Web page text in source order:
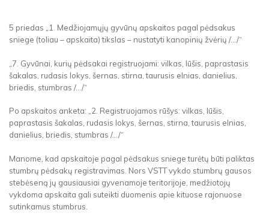
5 priedas „1. Medžiojamųjų gyvūnų apskaitos pagal pėdsakus
sniege (toliau – apskaita) tikslas – nustatyti kanopinių žvėrių /.../“
„7. Gyvūnai, kurių pėdsakai registruojami: vilkas, lūšis, paprastasis
šakalas, rudasis lokys, šernas, stirna, taurusis elnias, danielius,
briedis, stumbras /.../“
Po apskaitos anketa: „2. Registruojamos rūšys: vilkas, lūšis,
paprastasis šakalas, rudasis lokys, šernas, stirna, taurusis elnias,
danielius, briedis, stumbras /.../“
Manome, kad apskaitoje pagal pėdsakus sniege turėtų būti paliktas
stumbrų pėdsakų registravimas. Nors VSTT vykdo stumbrų gausos
stebėseną jų gausiausiai gyvenamoje teritorijoje, medžiotojų
vykdoma apskaita gali suteikti duomenis apie kituose rajonuose
sutinkamus stumbrus.